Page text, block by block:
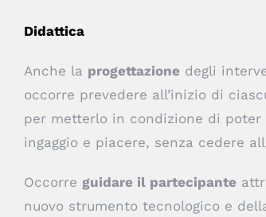
Didattica
Anche la progettazione degli
occorre prevedere all’inizio di
per metterlo in condizione di
ingaggio e piacere, senza cedere
Occorre guidare il partecipante
nuovo strumento tecnologico e